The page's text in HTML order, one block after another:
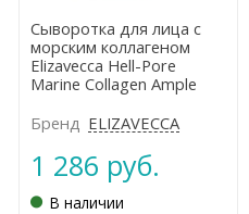
Сыворотка для лица c
морским коллагеном
Elizavecca Hell-Pore
Marine Collagen Ample
Бренд ELIZAVECCA
1 286 руб.
В наличии